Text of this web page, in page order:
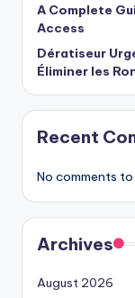
A Complete
Access
Dératiseur
Éliminer les
Recent
No comments
Archives
August 2026